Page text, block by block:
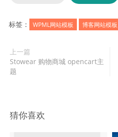
标签： WPML网站模板 博客网站模板
上一篇
Stowear 购物商城 opencart主
题
猜你喜欢